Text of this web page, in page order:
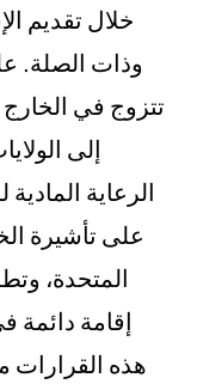
خلال تقديم
وذات الصلة.
تتزوج في
إلى
الرعاية
على تأشيرة
المتحدة،
إقامة دائمة
هذه القرارات